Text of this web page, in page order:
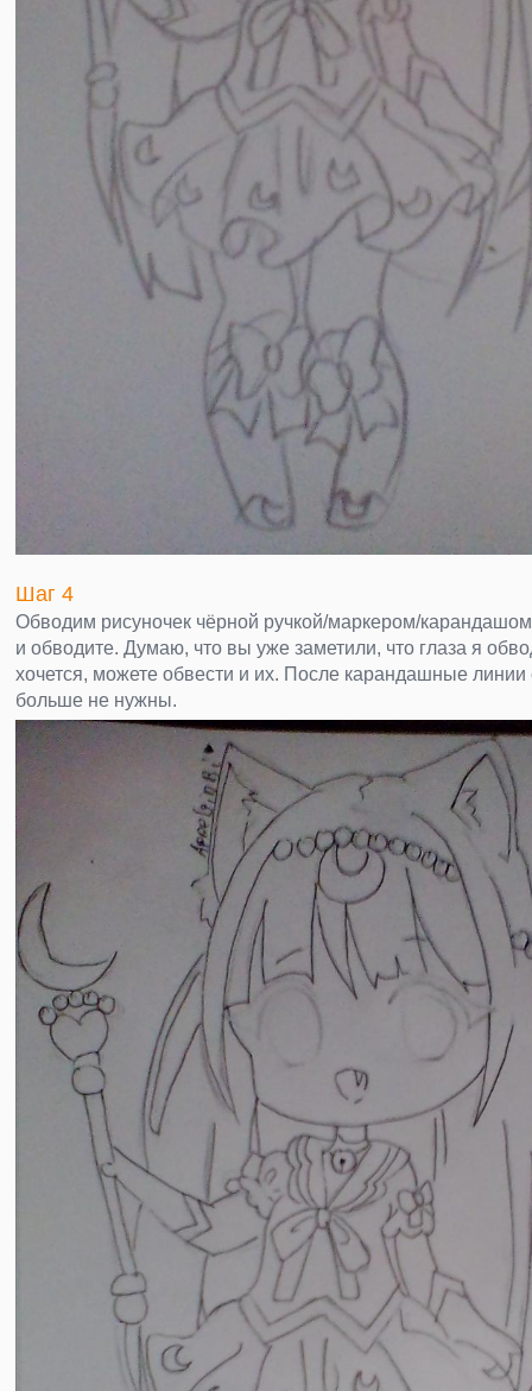
Шаг 4
Обводим рисуночек чёрной ручкой/маркером/
и обводите. Думаю, что вы уже заметили, что глаза я
хочется, можете обвести и их. После карандашные
больше не нужны.